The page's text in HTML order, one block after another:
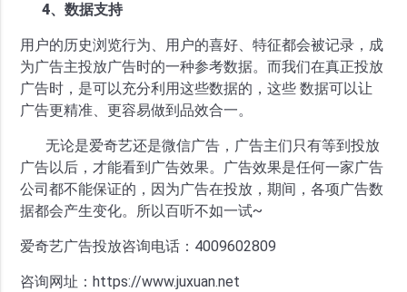
4、数据支持
用户的历史浏览行为、用户的喜好、特征都会被记录，成
为广告主投放广告时的一种参考数据。而我们在真正投放
广告时，是可以充分利用这些数据的，这些 数据可以让
广告更精准、更容易做到品效合一。
无论是爱奇艺还是微信广告，广告主们只有等到投放
广告以后，才能看到广告效果。广告效果是任何一家广告
公司都不能保证的，因为广告在投放，期间，各项广告数
据都会产生变化。所以百听不如一试~
爱奇艺广告投放咨询电话：4009602809
咨询网址：https://www.juxuan.net